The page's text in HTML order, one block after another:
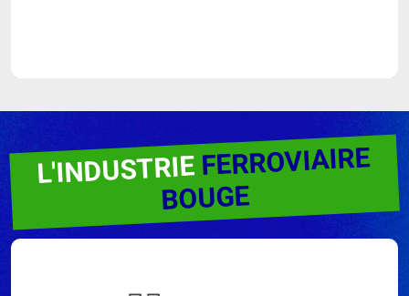
L'INDUSTRIEFERROVIAIRE
BOUGE